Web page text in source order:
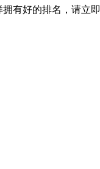
有好的排名，请立即